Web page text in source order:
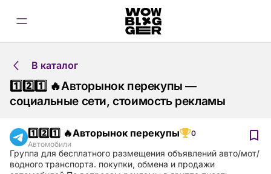
В каталог
1️⃣2️⃣1️⃣ 🔥Авторынок перекупы —
социальные сети, стоимость рекламы
1️⃣2️⃣1️⃣ 🔥Авторынок перекупы
0
Автомобили
Группа для бесплатного размещения объявлений авто/мот/
водного транспорта. покупки, обмена и продажи